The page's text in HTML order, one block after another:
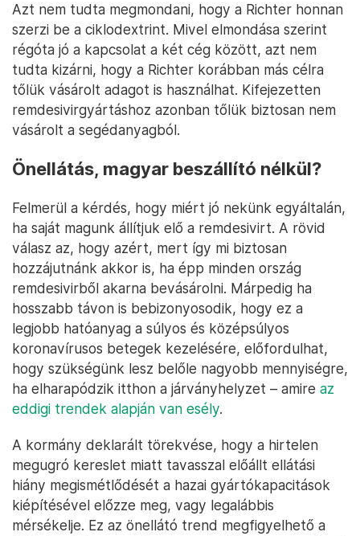
Azt nem tudta megmondani, hogy a Richter honnan
szerzi be a ciklodextrint. Mivel elmondása szerint
régóta jó a kapcsolat a két cég között, azt nem
tudta kizárni, hogy a Richter korábban más célra
tőlük vásárolt adagot is használhat. Kifejezetten
remdesivirgyártáshoz azonban tőlük biztosan nem
vásárolt a segédanyagból.
Önellátás, magyar beszállító nélkül?
Felmerül a kérdés, hogy miért jó nekünk egyáltalán,
ha saját magunk állítjuk elő a remdesivirt. A rövid
válasz az, hogy azért, mert így mi biztosan
hozzájutnánk akkor is, ha épp minden ország
remdesivirből akarna bevásárolni. Márpedig ha
hosszabb távon is bebizonyosodik, hogy ez a
legjobb hatóanyag a súlyos és középsúlyos
koronavírusos betegek kezelésére, előfordulhat,
hogy szükségünk lesz belőle nagyobb mennyiségre,
ha elharapódzik itthon a járványhelyzet – amire az
eddigi trendek alapján van esély.
A kormány deklarált törekvése, hogy a hirtelen
megugró kereslet miatt tavasszal előállt ellátási
hiány megismétlődését a hazai gyártókapacitások
kiépítésével előzze meg, vagy legalábbis
mérsékelje. Ez az önellátó trend megfigyelhető a